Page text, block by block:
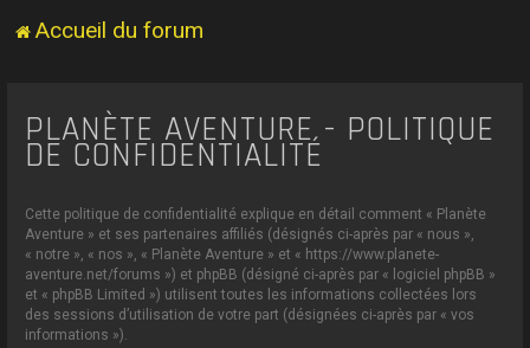
Accueil du forum
PLANÈTE AVENTURE - POLITIQUE
DE CONFIDENTIALITÉ
Cette politique de confidentialité explique en détail comment « Planète
Aventure » et ses partenaires affiliés (désignés ci-après par « nous »,
« notre », « nos », « Planète Aventure » et « https://www.planete-
aventure.net/forums ») et phpBB (désigné ci-après par « logiciel phpBB »
et « phpBB Limited ») utilisent toutes les informations collectées lors
des sessions d’utilisation de votre part (désignées ci-après par « vos
informations »).